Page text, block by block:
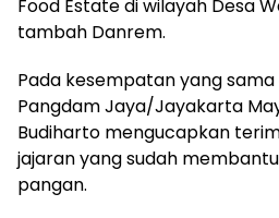
Food Estate di wilayah Desa
tambah Danrem.
Pada kesempatan yang
Pangdam Jaya/Jayakarta
Budiharto mengucapkan
jajaran yang sudah
pangan.